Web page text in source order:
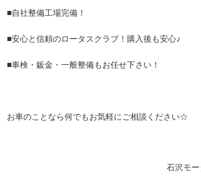
■自社整備工場完備！
■安心と信頼のロータスクラブ！購入後も安心♪
■車検・鈑金・一般整備もお任せ下さい！
お車のことなら何でもお気軽にご相談ください☆
石沢モ